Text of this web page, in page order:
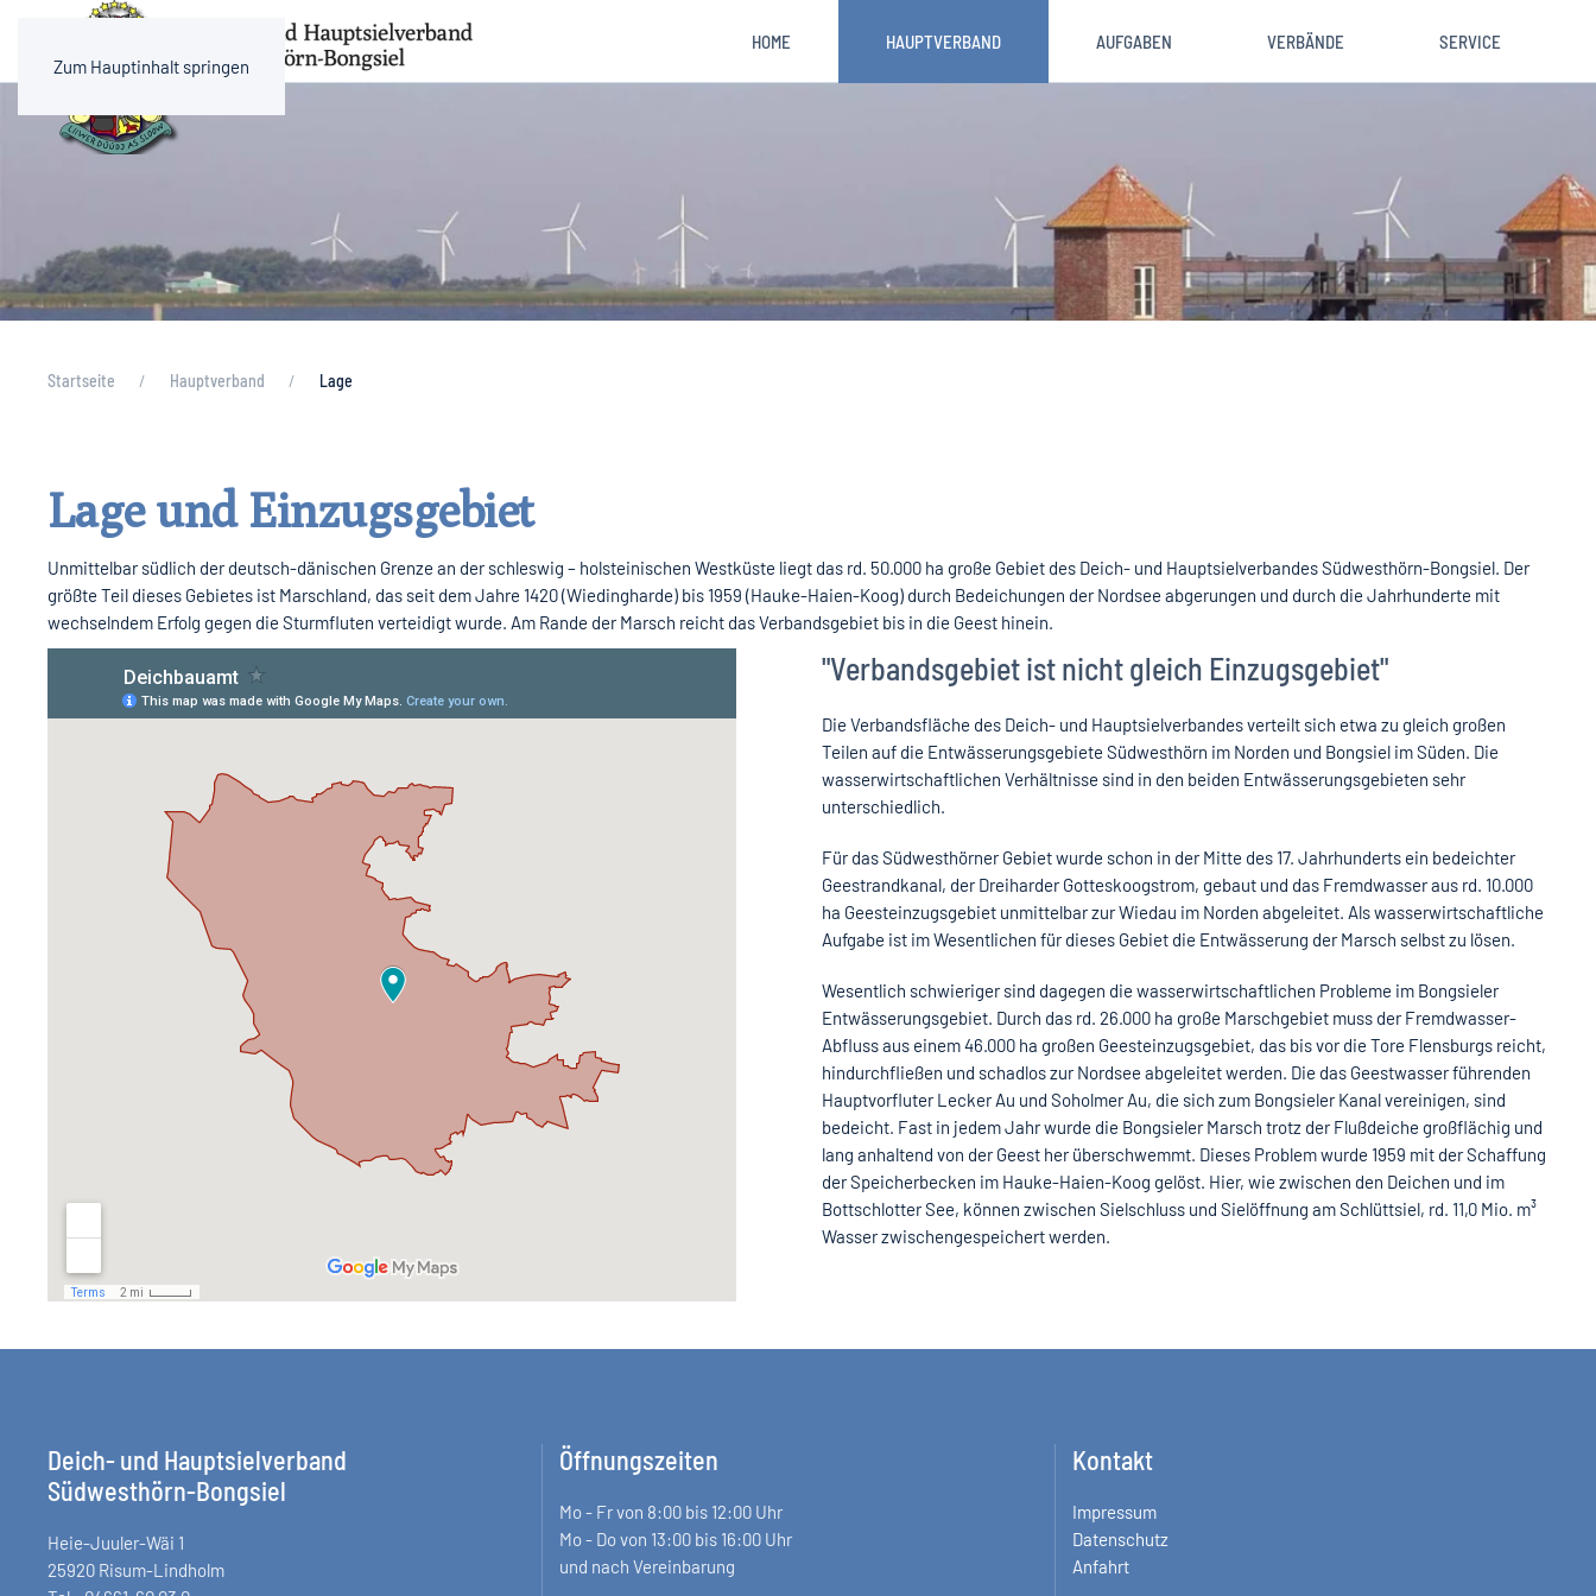
Zum Hauptinhalt springen
HOME HAUPTVERBAND AUFGABEN VERBÄNDE SERVICE
Startseite Hauptverband Lage
Lage und Einzugsgebiet
Unmittelbar südlich der deutsch-dänischen Grenze an der schleswig – holsteinischen Westküste liegt das rd. 50.000 ha große Gebiet des Deich- und Hauptsielverbandes Südwesthörn-Bongsiel. Der
größte Teil dieses Gebietes ist Marschland, das seit dem Jahre 1420 (Wiedingharde) bis 1959 (Hauke-Haien-Koog) durch Bedeichungen der Nordsee abgerungen und durch die Jahrhunderte mit
wechselndem Erfolg gegen die Sturmfluten verteidigt wurde. Am Rande der Marsch reicht das Verbandsgebiet bis in die Geest hinein.
"Verbandsgebiet ist nicht gleich Einzugsgebiet"
Die Verbandsfläche des Deich- und Hauptsielverbandes verteilt sich etwa zu gleich großen
Teilen auf die Entwässerungsgebiete Südwesthörn im Norden und Bongsiel im Süden. Die
wasserwirtschaftlichen Verhältnisse sind in den beiden Entwässerungsgebieten sehr
unterschiedlich.
Für das Südwesthörner Gebiet wurde schon in der Mitte des 17. Jahrhunderts ein bedeichter
Geestrandkanal, der Dreiharder Gotteskoogstrom, gebaut und das Fremdwasser aus rd. 10.000
ha Geesteinzugsgebiet unmittelbar zur Wiedau im Norden abgeleitet. Als wasserwirtschaftliche
Aufgabe ist im Wesentlichen für dieses Gebiet die Entwässerung der Marsch selbst zu lösen.
Wesentlich schwieriger sind dagegen die wasserwirtschaftlichen Probleme im Bongsieler
Entwässerungsgebiet. Durch das rd. 26.000 ha große Marschgebiet muss der Fremdwasser-
Abfluss aus einem 46.000 ha großen Geesteinzugsgebiet, das bis vor die Tore Flensburgs reicht,
hindurchfließen und schadlos zur Nordsee abgeleitet werden. Die das Geestwasser führenden
Hauptvorfluter Lecker Au und Soholmer Au, die sich zum Bongsieler Kanal vereinigen, sind
bedeicht. Fast in jedem Jahr wurde die Bongsieler Marsch trotz der Flußdeiche großflächig und
lang anhaltend von der Geest her überschwemmt. Dieses Problem wurde 1959 mit der Schaffung
der Speicherbecken im Hauke-Haien-Koog gelöst. Hier, wie zwischen den Deichen und im
Bottschlotter See, können zwischen Sielschluss und Sielöffnung am Schlüttsiel, rd. 11,0 Mio. m³
Wasser zwischengespeichert werden.
Deich- und Hauptsielverband
Südwesthörn-Bongsiel
Heie-Juuler-Wäi 1
25920 Risum-Lindholm
Öffnungszeiten
Mo - Fr von 8:00 bis 12:00 Uhr
Mo - Do von 13:00 bis 16:00 Uhr
und nach Vereinbarung
Kontakt
Impressum
Datenschutz
Anfahrt